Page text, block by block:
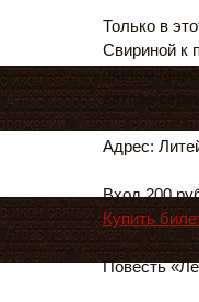
Только в
Свириной к
фильм
авторе
Адрес:
Вход 200
Купить
Повесть